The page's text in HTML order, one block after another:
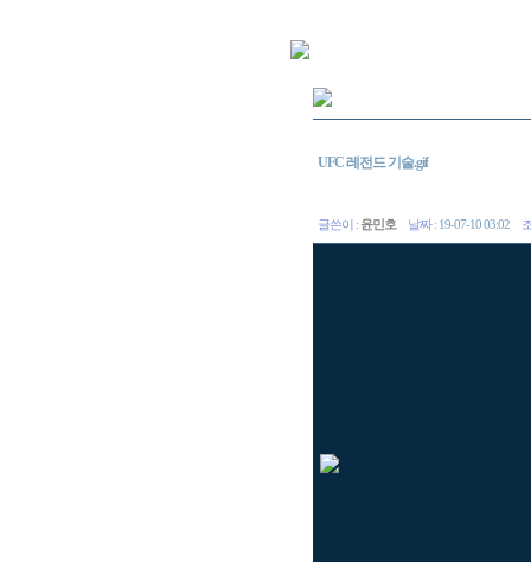
UFC 레전드 기술.gif
글쓴이 : 윤민호 날짜: 19-07-10 03:02
?